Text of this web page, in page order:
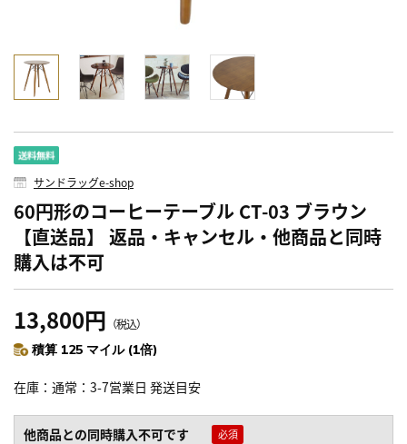
サンドラッグe-shop
60円形のコーヒーテーブル CT-03 ブラウン
【直送品】 返品・キャンセル・他商品と同時
購入は不可
13,800円 （税込）
積算 125 マイル (1倍)
在庫 通常：3-7営業日 発送目安
他商品との同時購入不可です